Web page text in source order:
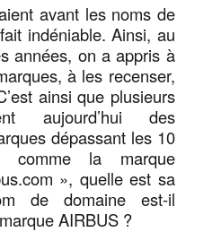
avant les noms de
indéniable. Ainsi, au
années, on a appris à
à les recenser,
ainsi que plusieurs
aujourd’hui des
dépassant les 10
comme la marque
», quelle est sa
de domaine est-il
AIRBUS ?